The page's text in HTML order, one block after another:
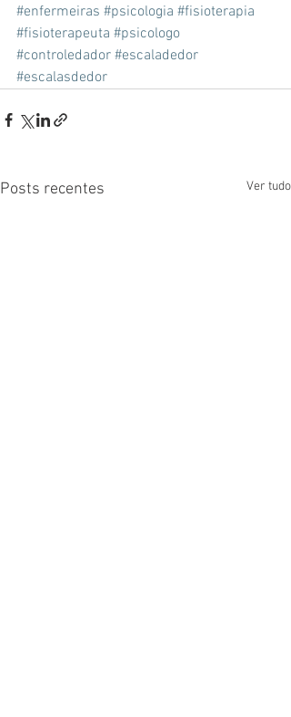
#enfermeiras #psicologia #fisioterapia
#fisioterapeuta #psicologo
#controledador #escaladedor
#escalasdedor
Posts recentes Ver tudo